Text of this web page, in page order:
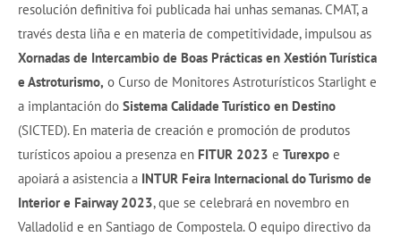
resolución definitiva foi publicada hai unhas semanas. CMAT, a
través desta liña e en materia de competitividade, impulsou as
Xornadas de Intercambio de Boas Prácticas en Xestión Turística
e Astroturismo, o Curso de Monitores Astroturísticos Starlight e
a implantación do Sistema Calidade Turístico en Destino
(SICTED). En materia de creación e promoción de produtos
turísticos apoiou a presenza en FITUR 2023 e Turexpo e
apoiará a asistencia a INTUR Feira Internacional do Turismo de
Interior e Fairway 2023, que se celebrará en novembro en
Valladolid e en Santiago de Compostela. O equipo directivo da